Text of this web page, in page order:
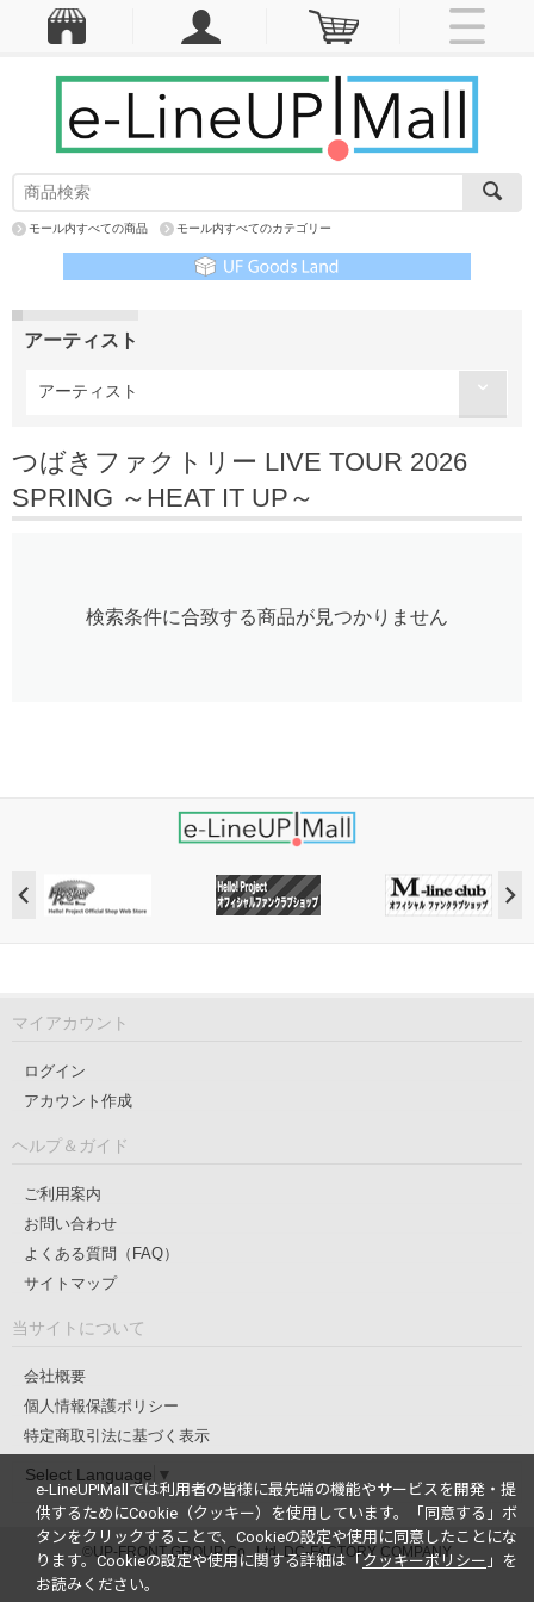
モール内すべての商品 モール内すべてのカテゴリー
アーティスト
アーティスト
つばきファクトリー LIVE TOUR 2026
SPRING ～HEAT IT UP～
検索条件に合致する商品が見つかりません
マイアカウント
ログイン
アカウント作成
ヘルプ＆ガイド
ご利用案内
お問い合わせ
よくある質問（FAQ）
サイトマップ
当サイトについて
会社概要
個人情報保護ポリシー
特定商取引法に基づく表示
Select Language ▼
©UP-FRONT GROUP Co., Ltd. DC-FACTORY COMPANY
e-LineUP!Mallでは利用者の皆様に最先端の機能やサービスを開発・提
供するためにCookie（クッキー）を使用しています。
「同意する」ボ
タンをクリックすることで、Cookieの設定や使用に同意したことにな
ります。Cookieの設定や使用に関する詳細は「 クッキーポリシー 」を
お読みください。